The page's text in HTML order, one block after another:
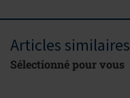
Articles similaires
Sélectionné pour vous